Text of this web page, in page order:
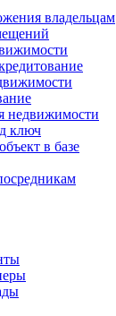
владельцам
недвижимости
ключ
в базе